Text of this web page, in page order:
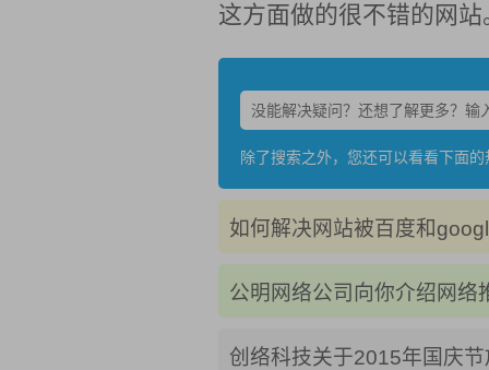
这方面做的很不错的网站
除了搜索之外，您还可以看看下面
如何解决网站被百度和
公明网络公司向你介绍网络
创络科技关于2015年国庆